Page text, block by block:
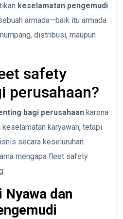
keselamatan pengemudi
armada—baik itu armada
distribusi, maupun
safety
perusahaan?
bagi perusahaan karena
karyawan, tetapi
secara keseluruhan.
mengapa fleet safety
Nyawa dan